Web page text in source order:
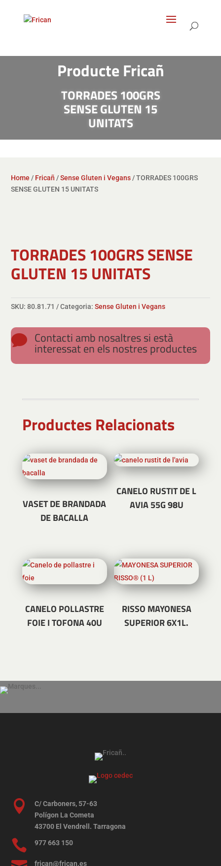
Producte Fricañ
TORRADES 100GRS
SENSE GLUTEN 15
UNITATS
Home / Fricañ /Sense Gluten i Vegans/ TORRADES 100GRS
SENSE GLUTEN 15 UNITATS
TORRADES 100GRS SENSE
GLUTEN 15 UNITATS
SKU:80.81.71 Categoria:Sense Gluten i Vegans
 Contacti amb nosaltres si està
interessat en els nostres productes
Productes Relacionats
VASET DE BRANDADA
DE BACALLA
CANELO RUSTIT DE L
AVIA 55G 98U
CANELO POLLASTRE
FOIE I TOFONA 40U
RISSO MAYONESA
SUPERIOR 6X1L.

C/ Carboners, 57-63
Polígon La Cometa
43700 El Vendrell. Tarragona
 977 663 150
frican@frican.es